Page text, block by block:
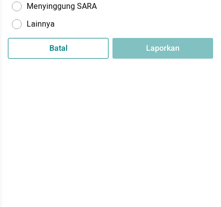
Menyinggung SARA
Lainnya
Batal Laporkan